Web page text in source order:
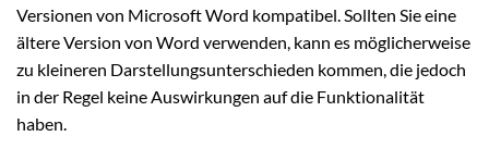
Versionen von Microsoft Word kompatibel. Sollten Sie eine
ältere Version von Word verwenden, kann es möglicherweise
zu kleineren Darstellungsunterschieden kommen, die jedoch
in der Regel keine Auswirkungen auf die Funktionalität
haben.